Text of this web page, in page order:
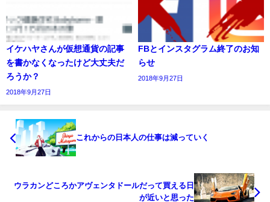
イケハヤさんが仮想通貨の記事
を書かなくなったけど大丈夫だ
ろうか？
2018年9月27日
FBとインスタグラム終了のお知
らせ
2018年9月27日
これからの日本人の仕事は減っていく
ウラカンどころかアヴェンタドールだって買える日
が近いと思った